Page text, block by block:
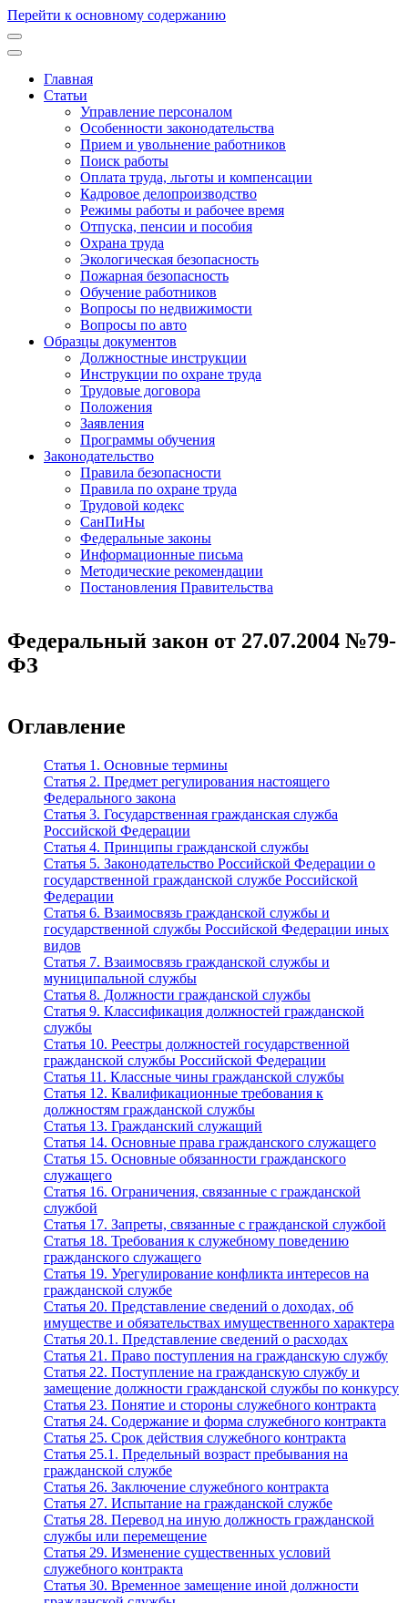
Перейти к основному содержанию
Основная
навигация
Главная
Статьи
Управление персоналом
Особенности законодательства
Прием и увольнение работников
Поиск работы
Оплата труда, льготы и компенсации
Кадровое делопроизводство
Режимы работы и рабочее время
Отпуска, пенсии и пособия
Охрана труда
Экологическая безопасность
Пожарная безопасность
Обучение работников
Вопросы по недвижимости
Вопросы по авто
Образцы документов
Должностные инструкции
Инструкции по охране труда
Трудовые договора
Положения
Заявления
Программы обучения
Законодательство
Правила безопасности
Правила по охране труда
Трудовой кодекс
СанПиНы
Федеральные законы
Информационные письма
Методические рекомендации
Постановления Правительства
Федеральный закон от 27.07.2004 №79-
ФЗ
Оглавление
Статья 1. Основные термины
Статья 2. Предмет регулирования настоящего
Федерального закона
Статья 3. Государственная гражданская служба
Российской Федерации
Статья 4. Принципы гражданской службы
Статья 5. Законодательство Российской Федерации о
государственной гражданской службе Российской
Федерации
Статья 6. Взаимосвязь гражданской службы и
государственной службы Российской Федерации иных
видов
Статья 7. Взаимосвязь гражданской службы и
муниципальной службы
Статья 8. Должности гражданской службы
Статья 9. Классификация должностей гражданской
службы
Статья 10. Реестры должностей государственной
гражданской службы Российской Федерации
Статья 11. Классные чины гражданской службы
Статья 12. Квалификационные требования к
должностям гражданской службы
Статья 13. Гражданский служащий
Статья 14. Основные права гражданского служащего
Статья 15. Основные обязанности гражданского
служащего
Статья 16. Ограничения, связанные с гражданской
службой
Статья 17. Запреты, связанные с гражданской службой
Статья 18. Требования к служебному поведению
гражданского служащего
Статья 19. Урегулирование конфликта интересов на
гражданской службе
Статья 20. Представление сведений о доходах, об
имуществе и обязательствах имущественного характера
Статья 20.1. Представление сведений о расходах
Статья 21. Право поступления на гражданскую службу
Статья 22. Поступление на гражданскую службу и
замещение должности гражданской службы по конкурсу
Статья 23. Понятие и стороны служебного контракта
Статья 24. Содержание и форма служебного контракта
Статья 25. Срок действия служебного контракта
Статья 25.1. Предельный возраст пребывания на
гражданской службе
Статья 26. Заключение служебного контракта
Статья 27. Испытание на гражданской службе
Статья 28. Перевод на иную должность гражданской
службы или перемещение
Статья 29. Изменение существенных условий
служебного контракта
Статья 30. Временное замещение иной должности